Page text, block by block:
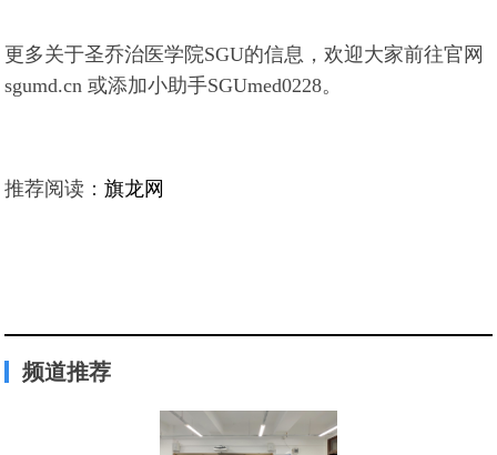
更多关于圣乔治医学院SGU的信息，欢迎大家前往官网
sgumd.cn 或添加小助手SGUmed0228。
推荐阅读：旗龙网
频道推荐